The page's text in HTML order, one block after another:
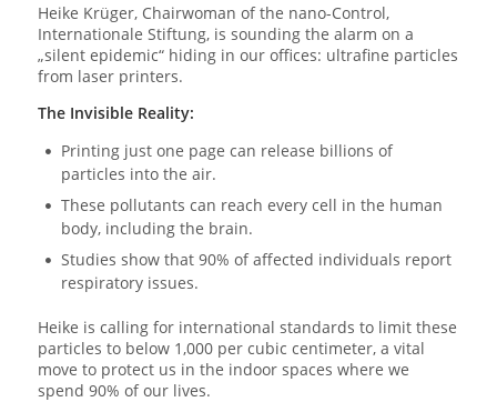
Heike Krüger, Chairwoman of the nano-Control,
Internationale Stiftung, is sounding the alarm on a
„silent epidemic“ hiding in our offices: ultrafine particles
from laser printers.
The Invisible Reality:
Printing just one page can release billions of
particles into the air.
These pollutants can reach every cell in the human
body, including the brain.
Studies show that 90% of affected individuals report
respiratory issues.
Heike is calling for international standards to limit these
particles to below 1,000 per cubic centimeter, a vital
move to protect us in the indoor spaces where we
spend 90% of our lives.